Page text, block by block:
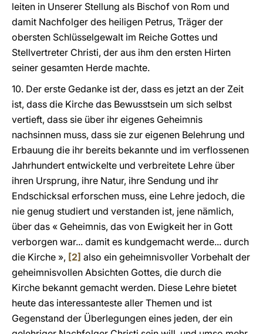
leiten in Unserer Stellung als Bischof von Rom und
damit Nachfolger des heiligen Petrus, Träger der
obersten Schlüsselgewalt im Reiche Gottes und
Stellvertreter Christi, der aus ihm den ersten Hirten
seiner gesamten Herde machte.
10. Der erste Gedanke ist der, dass es jetzt an der Zeit
ist, dass die Kirche das Bewusstsein um sich selbst
vertieft, dass sie über ihr eigenes Geheimnis
nachsinnen muss, dass sie zur eigenen Belehrung und
Erbauung die ihr bereits bekannte und im verflossenen
Jahrhundert entwickelte und verbreitete Lehre über
ihren Ursprung, ihre Natur, ihre Sendung und ihr
Endschicksal erforschen muss, eine Lehre jedoch, die
nie genug studiert und verstanden ist, jene nämlich,
über das « Geheimnis, das von Ewigkeit her in Gott
verborgen war... damit es kundgemacht werde... durch
die Kirche », [2] also ein geheimnisvoller Vorbehalt der
geheimnisvollen Absichten Gottes, die durch die
Kirche bekannt gemacht werden. Diese Lehre bietet
heute das interessanteste aller Themen und ist
Gegenstand der Überlegungen eines jeden, der ein